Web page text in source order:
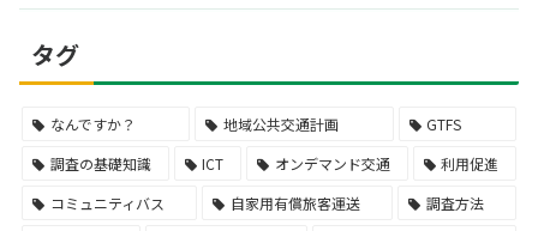
タグ
なんですか？ 地域公共交通計画
GTFS
調査の基礎知識
ICT オンデマンド交通
利用促進
コミュニティバス
自家用有償旅客運送
調査方法